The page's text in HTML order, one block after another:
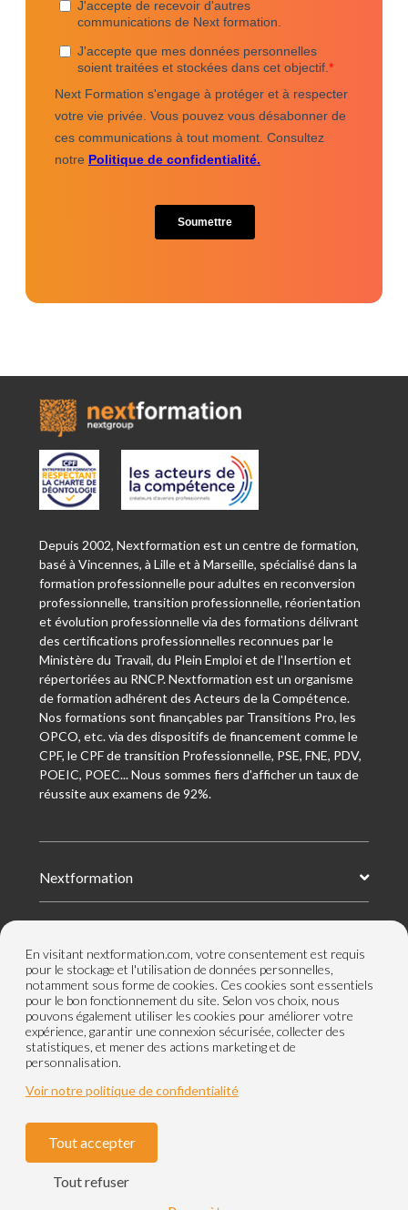
Depuis 2002, Nextformation est un centre de formation,
basé à Vincennes, à Lille et à Marseille, spécialisé dans la
formation professionnelle pour adultes en reconversion
professionnelle, transition professionnelle, réorientation
et évolution professionnelle via des formations délivrant
des certifications professionnelles reconnues par le
Ministère du Travail, du Plein Emploi et de l'Insertion et
répertoriées au RNCP. Nextformation est un organisme
de formation adhérent des Acteurs de la Compétence.
Nos formations sont finançables par Transitions Pro, les
OPCO, etc. via des dispositifs de financement comme le
CPF, le CPF de transition Professionnelle, PSE, FNE, PDV,
POEIC, POEC... Nous sommes fiers d'afficher un taux de
réussite aux examens de 92%.
Nextformation
Nos centres de formation
Le groupe
Mentions légales
Nos labels et certifications
En visitant nextformation.com, votre consentement est requis
pour le stockage et l'utilisation de données personnelles,
notamment sous forme de cookies. Ces cookies sont essentiels
pour le bon fonctionnement du site. Selon vos choix, nous
pouvons également utiliser les cookies pour améliorer votre
expérience, garantir une connexion sécurisée, collecter des
statistiques, et mener des actions marketing et de
personnalisation.
Tout accepter
Tout refuser
Voir notre politique de confidentialité